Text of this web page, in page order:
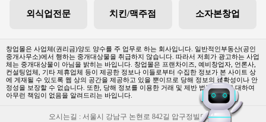
외식업전문 치킨/맥주점 소자본창업
창업몰은 사업체(권리금)양도 양수를 주 업무로 하는 회사입니다. 일반적인부동산(공인
중개사무소)에서 행하는 중개대상물을 취급하지 않습니다. 따라서 저희가 광고하는 사업
체는 중개대상물이 아님을 밝히는 바입니다. 창업몰은 프랜차이즈, 예비창업자, 언론사,
컨설팅업체, 기타 제휴업체 등이 제공한 정보나 이들로부터 수집한 정보가 본 사이트 상
에 게재될 수 있도록 웹 상의 공간을 제공하고 있을 뿐이므로 당해 정보의 정확성이나 안
정성을 보장할 수 없습니다. 또한, 당해 정보를 이용한 거래 및 제반 법적 문제에 대하여
아무런 책임이 없음을 알려드리는 바입니다.
오시는길 : 서울시 강남구 논현로 842길 압구정빌딩3층